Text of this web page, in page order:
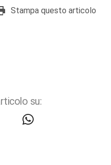
Stampa questo articolo
su: